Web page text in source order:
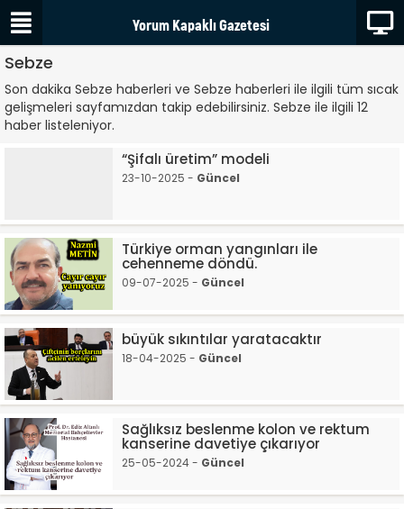
Sebze
Son dakika Sebze haberleri ve Sebze haberleri ile ilgili tüm sıcak
gelişmeleri sayfamızdan takip edebilirsiniz. Sebze ile ilgili 12
haber listeleniyor.
“Şifalı üretim” modeli
23-10-2025 - Güncel
Türkiye orman yangınları ile
cehenneme döndü.
09-07-2025 - Güncel
büyük sıkıntılar yaratacaktır
18-04-2025 - Güncel
Sağlıksız beslenme kolon ve rektum
kanserine davetiye çıkarıyor
25-05-2024 - Güncel